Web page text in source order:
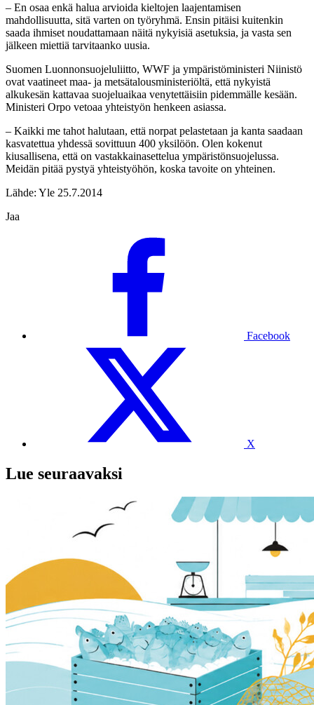
– En osaa enkä halua arvioida kieltojen laajentamisen
mahdollisuutta, sitä varten on työryhmä. Ensin pitäisi kuitenkin
saada ihmiset noudattamaan näitä nykyisiä asetuksia, ja vasta sen
jälkeen miettiä tarvitaanko uusia.
Suomen Luonnonsuojeluliitto, WWF ja ympäristöministeri Niinistö
ovat vaatineet maa- ja metsätalousministeriöltä, että nykyistä
alkukesän kattavaa suojeluaikaa venytettäisiin pidemmälle kesään.
Ministeri Orpo vetoaa yhteistyön henkeen asiassa.
– Kaikki me tahot halutaan, että norpat pelastetaan ja kanta saadaan
kasvatettua yhdessä sovittuun 400 yksilöön. Olen kokenut
kiusallisena, että on vastakkainasettelua ympäristönsuojelussa.
Meidän pitää pystyä yhteistyöhön, koska tavoite on yhteinen.
Lähde: Yle 25.7.2014
Jaa
Facebook
X
Lue seuraavaksi